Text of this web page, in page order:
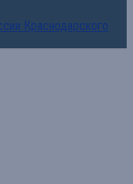
Краснодарского